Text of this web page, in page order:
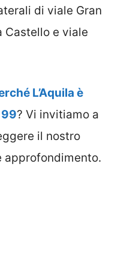
di viale Gran
Castello e viale
L’Aquila è
? Vi invitiamo a
il nostro
approfondimento.